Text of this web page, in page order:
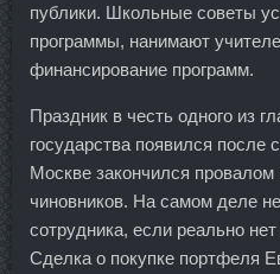
публики. Школьные советы
программы, нанимают
финансирование программ.
Праздник в честь одного из
государства появился после
Москве закончился провалом
чиновников. На самом деле
сотрудника, если реально
Сделка о покупке портфеля